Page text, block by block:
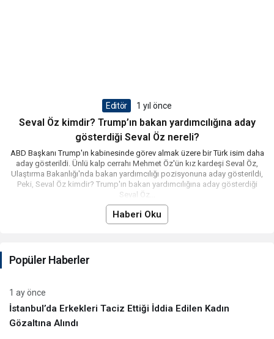
Editör 1 yıl önce
Seval Öz kimdir? Trump’ın bakan yardımcılığına aday
gösterdiği Seval Öz nereli?
ABD Başkanı Trump'ın kabinesinde görev almak üzere bir Türk isim daha
aday gösterildi. Ünlü kalp cerrahı Mehmet Öz'ün kız kardeşi Seval Öz,
Ulaştırma Bakanlığı'nda bakan yardımcılığı pozisyonuna aday gösterildi,
Peki, Seval Öz kimdir? Trump'ın bakan yardımcılığına aday gösterdiği
Seval Öz...
Haberi Oku
Popüler Haberler
1 ay önce
İstanbul’da Erkekleri Taciz Ettiği İddia Edilen Kadın
Gözaltına Alındı